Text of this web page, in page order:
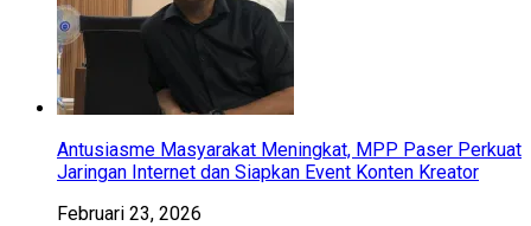
Antusiasme Masyarakat Meningkat, MPP Paser Perkuat
Jaringan Internet dan Siapkan Event Konten Kreator
Februari 23, 2026